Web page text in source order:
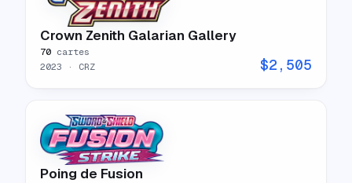
Crown Zenith Galarian Gallery
70 cartes
2023 · CRZ $2,505
Poing de Fusion